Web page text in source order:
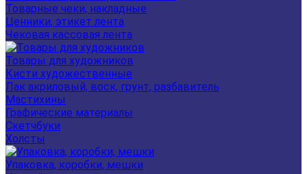
Товарные чеки, накладные
Ценники, этикет лента
Чековая кассовая лента
Товары для художников
Кисти художественные
Лак акриловый, воск, грунт, разбавитель
Мастихины
Графические материалы
Скетчбуки
Холсты
Упаковка, коробки, мешки